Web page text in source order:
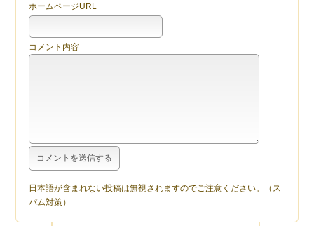
ホームページURL
コメント内容
日本語が含まれない投稿は無視されますのでご注意ください。（ス
パム対策）